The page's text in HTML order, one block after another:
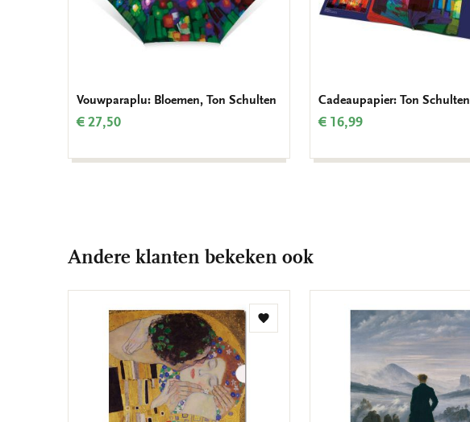
Vouwparaplu: Bloemen, Ton Schulten
€ 27,50
Cadeaupapier: Ton Schulten
€ 16,99
Andere klanten bekeken ook
Toevoegen